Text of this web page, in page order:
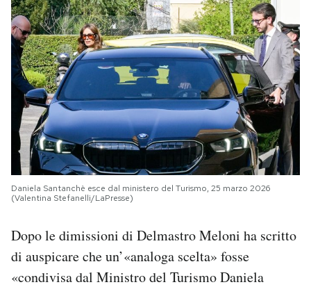
Daniela Santanchè esce dal ministero del Turismo, 25 marzo 2026
(Valentina Stefanelli/LaPresse)
Dopo le dimissioni di Delmastro Meloni ha scritto
di auspicare che un’«analoga scelta» fosse
«condivisa dal Ministro del Turismo Daniela